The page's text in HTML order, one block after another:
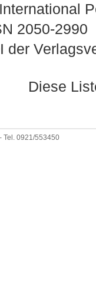
International
2050-2990
der
Diese
Tel. 0921/553450